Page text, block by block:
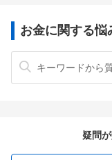
お金に関する悩
疑問